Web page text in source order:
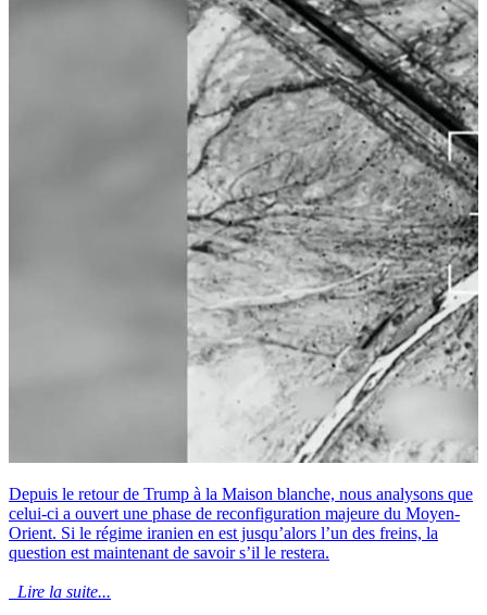
Depuis le retour de Trump à la Maison blanche, nous analysons que
celui-ci a ouvert une phase de reconfiguration majeure du Moyen-
Orient. Si le régime iranien en est jusqu’alors l’un des freins, la
question est maintenant de savoir s’il le restera.
Lire la suite...